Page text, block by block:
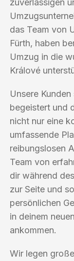
zuverlässigen
das Team von
Fürth, haben
Umzug in die
Králové
Unsere
begeistert und
nicht nur eine
umfassende
reibungslosen
Team von
dir während
zur Seite und
persönlichen
in deinem
ankommen.
Wir legen